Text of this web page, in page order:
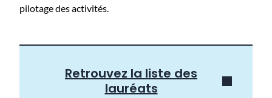
pilotage des activités.
Retrouvez la liste des
lauréats